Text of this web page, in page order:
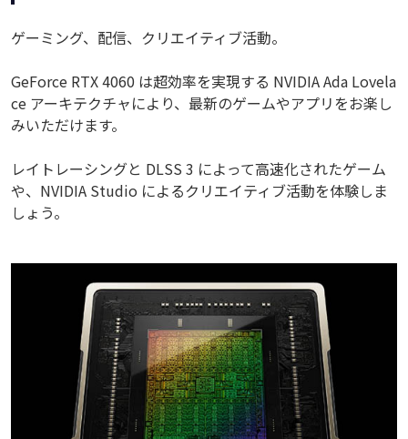
ゲーミング、配信、クリエイティブ活動。
GeForce RTX 4060 は超効率を実現する NVIDIA Ada Lovela
ce アーキテクチャにより、最新のゲームやアプリをお楽し
みいただけます。
レイトレーシングと DLSS 3 によって高速化されたゲーム
や、NVIDIA Studio によるクリエイティブ活動を体験しま
しょう。